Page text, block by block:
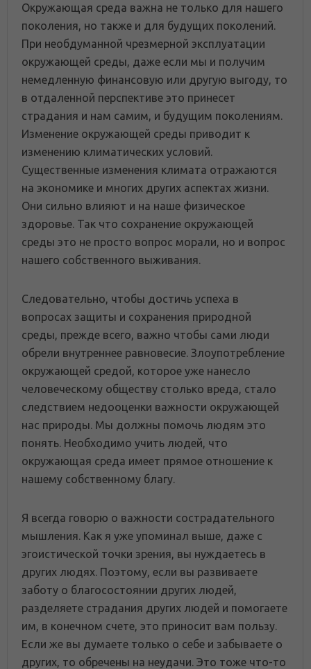
Окружающая среда важна не только для нашего
поколения, но также и для будущих поколений.
При необдуманной чрезмерной эксплуатации
окружающей среды, даже если мы и получим
немедленную финансовую или другую выгоду, то
в отдаленной перспективе это принесет
страдания и нам самим, и будущим поколениям.
Изменение окружающей среды приводит к
изменению климатических условий.
Существенные изменения климата отражаются
на экономике и многих других аспектах жизни.
Они сильно влияют и на наше физическое
здоровье. Так что сохранение окружающей
среды это не просто вопрос морали, но и вопрос
нашего собственного выживания.
Следовательно, чтобы достичь успеха в
вопросах защиты и сохранения природной
среды, прежде всего, важно чтобы сами люди
обрели внутреннее равновесие. Злоупотребление
окружающей средой, которое уже нанесло
человеческому обществу столько вреда, стало
следствием недооценки важности окружающей
нас природы. Мы должны помочь людям это
понять. Необходимо учить людей, что
окружающая среда имеет прямое отношение к
нашему собственному благу.
Я всегда говорю о важности сострадательного
мышления. Как я уже упоминал выше, даже с
эгоистической точки зрения, вы нуждаетесь в
других людях. Поэтому, если вы развиваете
заботу о благосостоянии других людей,
разделяете страдания других людей и помогаете
им, в конечном счете, это приносит вам пользу.
Если же вы думаете только о себе и забываете о
других, то обречены на неудачи. Это тоже что-то